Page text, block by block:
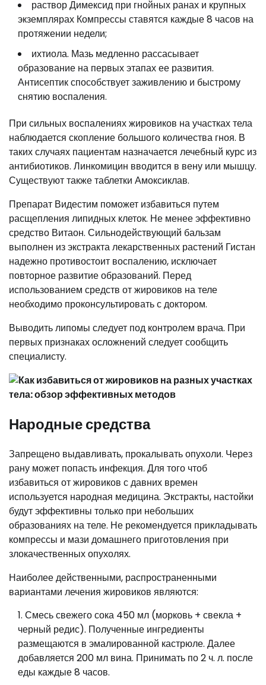
раствор Димексид при гнойных ранах и крупных
экземплярах Компрессы ставятся каждые 8 часов на
протяжении недели;
ихтиола. Мазь медленно рассасывает
образование на первых этапах ее развития.
Антисептик способствует заживлению и быстрому
снятию воспаления.
При сильных воспалениях жировиков на участках тела
наблюдается скопление большого количества гноя. В
таких случаях пациентам назначается лечебный курс из
антибиотиков. Линкомицин вводится в вену или мышцу.
Существуют также таблетки Амоксиклав.
Препарат Видестим поможет избавиться путем
расщепления липидных клеток. Не менее эффективно
средство Витаон. Сильнодействующий бальзам
выполнен из экстракта лекарственных растений Гистан
надежно противостоит воспалению, исключает
повторное развитие образований. Перед
использованием средств от жировиков на теле
необходимо проконсультировать с доктором.
Выводить липомы следует под контролем врача. При
первых признаках осложнений следует сообщить
специалисту.
Народные средства
Запрещено выдавливать, прокалывать опухоли. Через
рану может попасть инфекция. Для того чтоб
избавиться от жировиков с давних времен
используется народная медицина. Экстракты, настойки
будут эффективны только при небольших
образованиях на теле. Не рекомендуется прикладывать
компрессы и мази домашнего приготовления при
злокачественных опухолях.
Наиболее действенными, распространенными
вариантами лечения жировиков являются:
Смесь свежего сока 450 мл (морковь + свекла +
черный редис). Полученные ингредиенты
размещаются в эмалированной кастрюле. Далее
добавляется 200 мл вина. Принимать по 2 ч. л. после
еды каждые 8 часов.